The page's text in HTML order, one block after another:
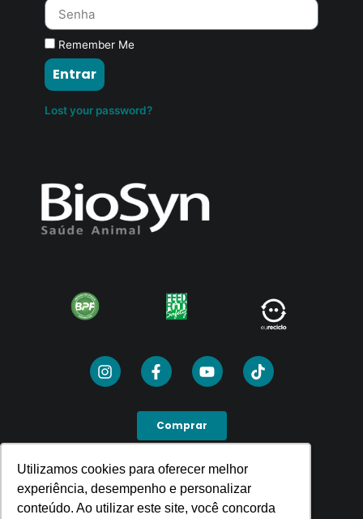
Utilizamos cookies para oferecer melhor
experiência, desempenho e personalizar
conteúdo. Ao utilizar este site, você concorda
Utilizamos cookies para oferecer melhor
experiência, desempenho e personalizar
conteúdo. Ao utilizar este site, você concorda
Remember Me
Entrar
Lost your password?
Comprar
SEJA UM PDV